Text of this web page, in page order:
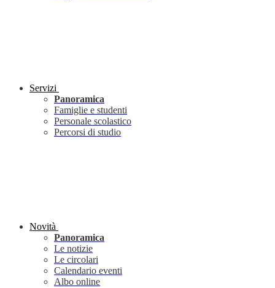
Servizi
Panoramica
Famiglie e studenti
Personale scolastico
Percorsi di studio
Novità
Panoramica
Le notizie
Le circolari
Calendario eventi
Albo online